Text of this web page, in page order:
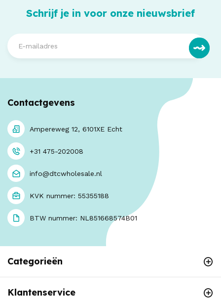
Schrijf je in voor onze nieuwsbrief
Contactgevens
Ampereweg 12, 6101XE Echt
+31 475-202008
info@dtcwholesale.nl
KVK nummer: 55355188
BTW nummer: NL851668574B01
Categorieën
Klantenservice